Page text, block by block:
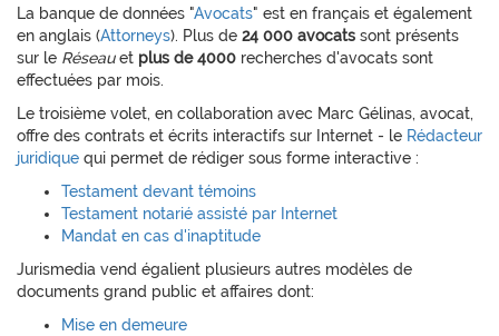
La banque de données "Avocats" est en français et également
en anglais (Attorneys). Plus de 24 000 avocats sont présents
sur le Réseauet plus de 4000 recherches d'avocats sont
effectuées par mois.
Le troisième volet, en collaboration avec Marc Gélinas, avocat,
offre des contrats et écrits interactifs sur Internet - le Rédacteur
juridique qui permet de rédiger sous forme interactive :
Testament devant témoins
Testament notarié assisté par Internet
Mandat en cas d'inaptitude
Jurismedia vend égalient plusieurs autres modèles de
documents grand public et affaires dont:
Mise en demeure